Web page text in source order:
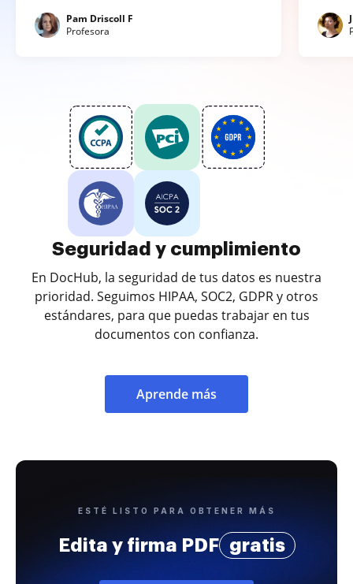
Pam Driscoll F
Profesora
Seguridad y cumplimiento
En DocHub, la seguridad de tus datos es nuestra
prioridad. Seguimos HIPAA, SOC2, GDPR y otros
estándares, para que puedas trabajar en tus
documentos con confianza.
Aprende más
ESTÉ LISTO PARA OBTENER MÁS
Edita y firma PDF gratis